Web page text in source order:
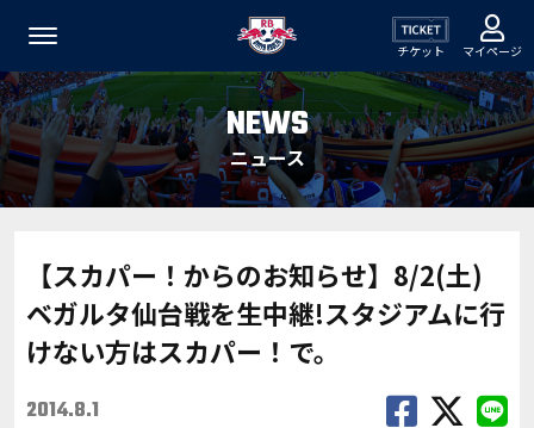
チケット マイページ
NEWS
ニュース
【スカパー！からのお知らせ】8/2(土)
ベガルタ仙台戦を生中継!スタジアムに行
けない方はスカパー！で。
2014.8.1